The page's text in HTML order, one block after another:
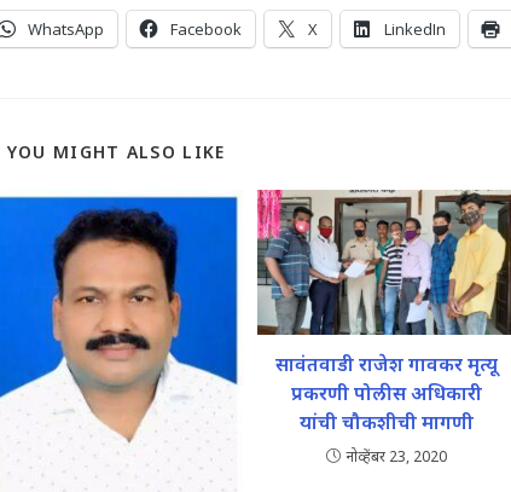
WhatsApp Facebook X LinkedIn
YOU MIGHT ALSO LIKE
सावंतवाडी राजेश गावकर मृत्यू
प्रकरणी पोलीस अधिकारी
यांची चौकशीची मागणी
नोव्हेंबर 23, 2020